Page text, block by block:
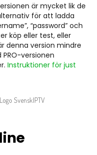
är mycket lik de
för att ladda
“password” och
köp eller test, eller
denna version mindre
versionen
Instruktioner för just